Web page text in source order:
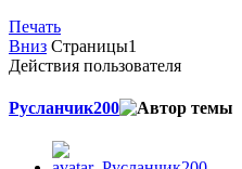
Печать
Вниз Страницы1
Действия пользователя
Русланчик200